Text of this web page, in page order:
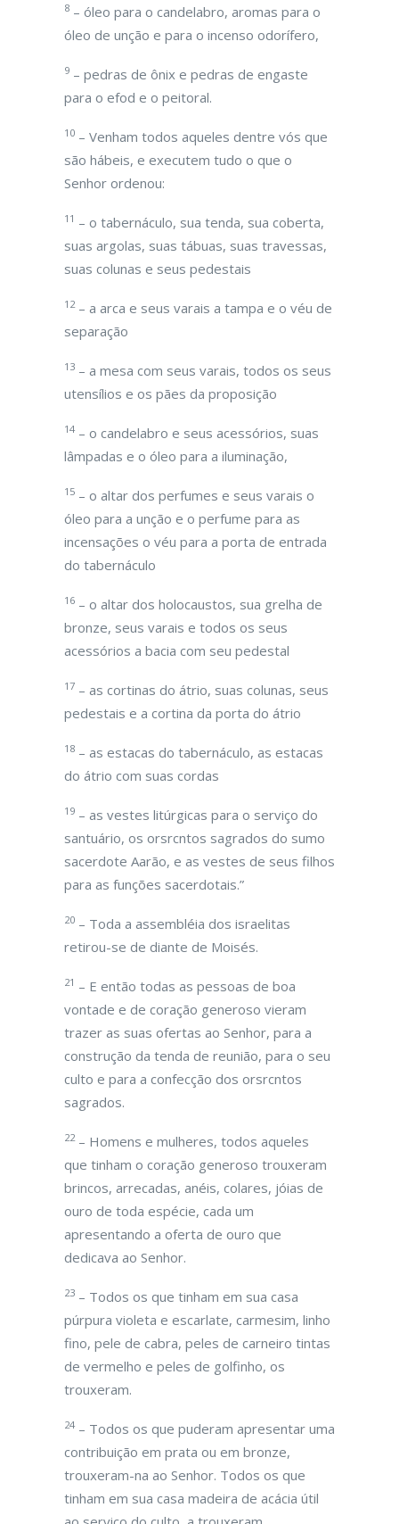
8 – óleo para o candelabro, aromas para o
óleo de unção e para o incenso odorífero,
9 – pedras de ônix e pedras de engaste
para o efod e o peitoral.
10 – Venham todos aqueles dentre vós que
são hábeis, e executem tudo o que o
Senhor ordenou:
11 – o tabernáculo, sua tenda, sua coberta,
suas argolas, suas tábuas, suas travessas,
suas colunas e seus pedestais
12– a arca e seus varais a tampa e o véu de
separação
13 – a mesa com seus varais, todos os seus
utensílios e os pães da proposição
14 – o candelabro e seus acessórios, suas
lâmpadas e o óleo para a iluminação,
15 – o altar dos perfumes e seus varais o
óleo para a unção e o perfume para as
incensações o véu para a porta de entrada
do tabernáculo
16 – o altar dos holocaustos, sua grelha de
bronze, seus varais e todos os seus
acessórios a bacia com seu pedestal
17 – as cortinas do átrio, suas colunas, seus
pedestais e a cortina da porta do átrio
18 – as estacas do tabernáculo, as estacas
do átrio com suas cordas
19 – as vestes litúrgicas para o serviço do
santuário, os orsrcntos sagrados do sumo
sacerdote Aarão, e as vestes de seus filhos
para as funções sacerdotais.”
20 – Toda a assembléia dos israelitas
retirou-se de diante de Moisés.
21 – E então todas as pessoas de boa
vontade e de coração generoso vieram
trazer as suas ofertas ao Senhor, para a
construção da tenda de reunião, para o seu
culto e para a confecção dos orsrcntos
sagrados.
22– Homens e mulheres, todos aqueles
que tinham o coração generoso trouxeram
brincos, arrecadas, anéis, colares, jóias de
ouro de toda espécie, cada um
apresentando a oferta de ouro que
dedicava ao Senhor.
23 – Todos os que tinham em sua casa
púrpura violeta e escarlate, carmesim, linho
fino, pele de cabra, peles de carneiro tintas
de vermelho e peles de golfinho, os
trouxeram.
24 – Todos os que puderam apresentar uma
contribuição em prata ou em bronze,
trouxeram-na ao Senhor. Todos os que
tinham em sua casa madeira de acácia útil